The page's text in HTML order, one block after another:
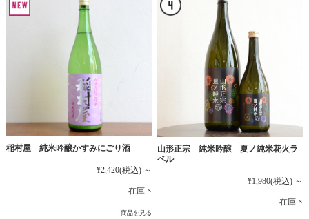
稲村屋 純米吟醸かすみにごり酒
¥2,420(税込) ～
在庫 ×
商品を見る
山形正宗 純米吟醸 夏ノ純米花火ラ
ベル
¥1,980(税込) ～
在庫 ×